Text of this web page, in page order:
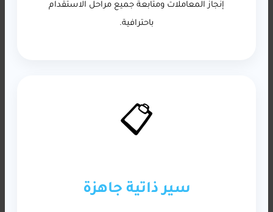
إنجاز المعاملات ومتابعة جميع مراحل الاستقدام
باحترافية.
📋
سير ذاتية جاهزة